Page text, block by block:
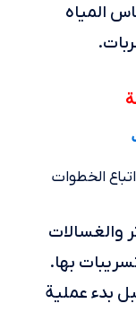
المياه
الخطوات
والغسالات
بها.
بدء عملية